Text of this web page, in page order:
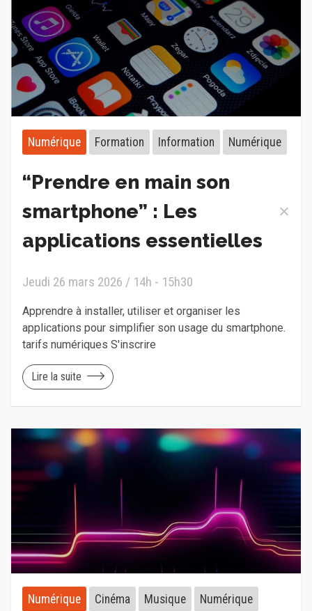
Numérique Formation Information Numérique
“Prendre en main son
smartphone” : Les
applications essentielles
Jeudi 26 mars 2026 / 14h - 15h30
Apprendre à installer, utiliser et organiser les
applications pour simplifier son usage du smartphone.
tarifs numériques S'inscrire
Lire la suite
Numérique Cinéma Musique Numérique